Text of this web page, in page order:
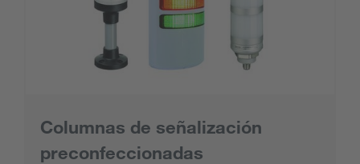
Columnas de señalización
preconfeccionadas